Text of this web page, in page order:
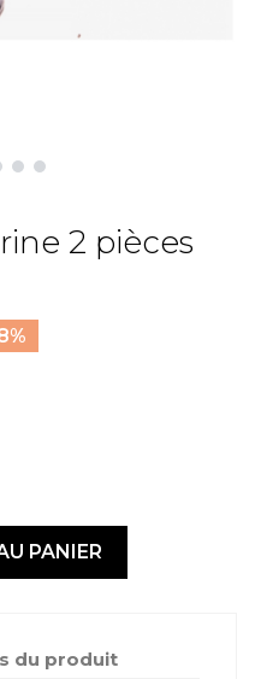
2 pièces
PANIER
du produit